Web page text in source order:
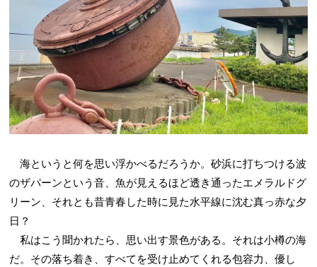
海というと何を思い浮かべるだろうか。砂浜に打ちつける波
のザパーンという音、魚が見えるほど透き通ったエメラルドグ
リーン、それとも昔青春した時に見た水平線に沈む真っ赤な夕
日？
私はこう聞かれたら、思い出す景色がある。それは小樽の海
だ。その落ち着き、すべてを受け止めてくれる包容力、優し